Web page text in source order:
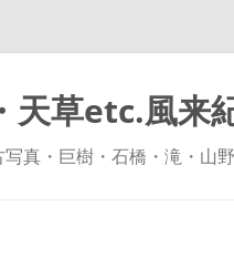
天草etc.風来
真・巨樹・石橋・滝・山